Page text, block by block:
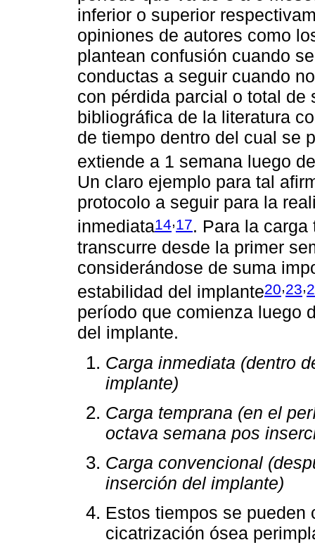
inferior o superior
opiniones de autores como
plantean confusión cuando
conductas a seguir cuando
con pérdida parcial o total
bibliográfica de la literatura
de tiempo dentro del cual se
extiende a 1 semana luego
Un claro ejemplo para tal
protocolo a seguir para la
inmediata14,17. Para la carga
transcurre desde la primer
considerándose de suma
estabilidad del implante20,23,
período que comienza luego
del implante.
Carga inmediata (dentro
implante)
Carga temprana (en el
octava semana pos
Carga convencional
inserción del implante)
Estos tiempos se pueden
cicatrización ósea